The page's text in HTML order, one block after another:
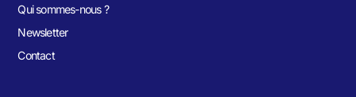
Qui sommes-nous ?
Newsletter
Contact